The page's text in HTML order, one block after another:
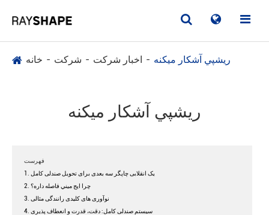
خانه شرکت اخبار شرکت ريشپي آشکار ميکنه
ريشپي آشکار ميکنه
فهرست
1. یک انقلابی چاپگر سه بعدی برای تحویل صندلی کامل
2. چرا ايج ميني فاصله داره؟
3. نوآوری های کلیدی رانندگی مثالی
4. سیستم صندلی کامل: دقت، قدرت و انعطاف پذیری